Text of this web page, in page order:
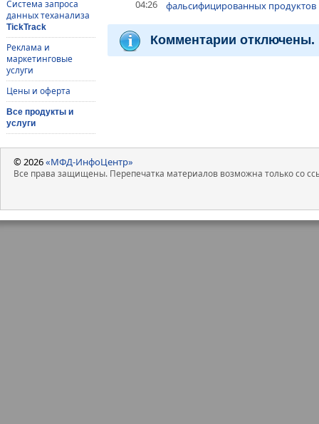
Система запроса
данных теханализа
TickTrack
Реклама и
маркетинговые
услуги
Цены и оферта
Все продукты и
услуги
04:26
фальсифицированных продуктов
Комментарии отключены.
© 2026«МФД-ИнфоЦентр»
Все права защищены. Перепечатка материалов возможна только со